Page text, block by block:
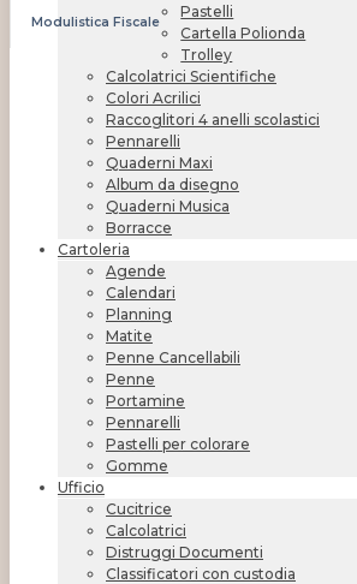
Modulistica Fiscale
Pastelli
Cartella Polionda
Trolley
Calcolatrici Scientifiche
Colori Acrilici
Raccoglitori 4 anelli scolastici
Pennarelli
Quaderni Maxi
Album da disegno
Quaderni Musica
Borracce
Cartoleria
Agende
Calendari
Planning
Matite
Penne Cancellabili
Penne
Portamine
Pennarelli
Pastelli per colorare
Gomme
Ufficio
Cucitrice
Calcolatrici
Distruggi Documenti
Classificatori con custodia